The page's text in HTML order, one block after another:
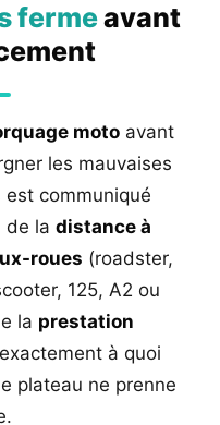
fermeavant
moto avant
les mauvaises
communiqué
de la distance à
roues (roadster,
125, A2 ou
la prestation
à quoi
plateau ne prenne